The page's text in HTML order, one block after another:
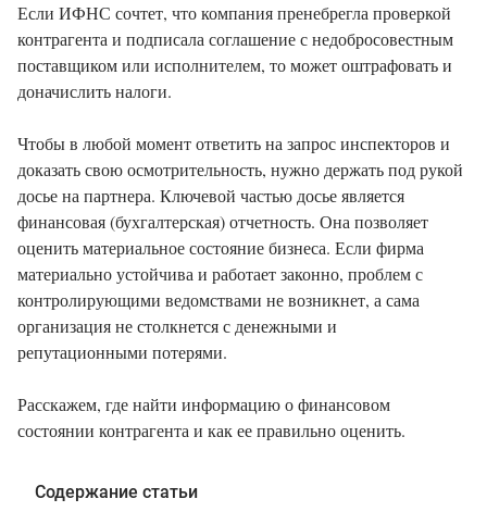
Если ИФНС сочтет, что компания пренебрегла проверкой
контрагента и подписала соглашение с недобросовестным
поставщиком или исполнителем, то может оштрафовать и
доначислить налоги.
Чтобы в любой момент ответить на запрос инспекторов и
доказать свою осмотрительность, нужно держать под рукой
досье на партнера. Ключевой частью досье является
финансовая (бухгалтерская) отчетность. Она позволяет
оценить материальное состояние бизнеса. Если фирма
материально устойчива и работает законно, проблем с
контролирующими ведомствами не возникнет, а сама
организация не столкнется с денежными и
репутационными потерями.
Расскажем, где найти информацию о финансовом
состоянии контрагента и как ее правильно оценить.
Содержание статьи